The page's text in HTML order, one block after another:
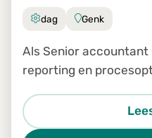
dag Genk
Als Senior
reporting en
rapporteer je
Manager.